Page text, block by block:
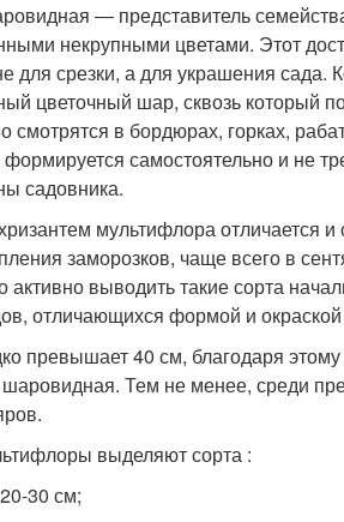
― представитель
некрупными цветами. Этот
срезки, а для украшения сада.
цветочный шар, сквозь который
в бордюрах, горках,
самостоятельно и не
садовника.
мультифлора отличается и
заморозков, чаще всего в
выводить такие сорта
отличающихся формой и
превышает 40 см, благодаря
Тем не менее, среди
выделяют сорта :
30 см;